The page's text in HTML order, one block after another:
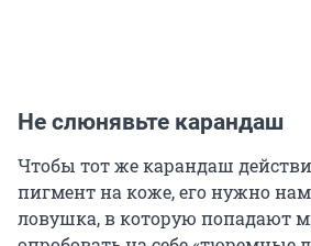
Не слюнявьте карандаш
Чтобы тот же карандаш
пигмент на коже, его нужно
ловушка, в которую попадают